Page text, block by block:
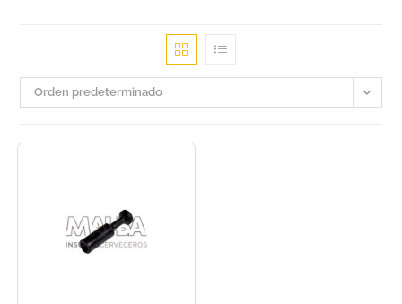
Orden predeterminado